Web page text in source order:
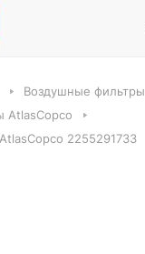
Воздушные фильтры
AtlasCopco
2255291733